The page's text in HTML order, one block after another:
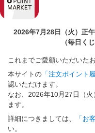
2026年7月28日（火）正
（毎日く
これまでご愛顧いただいた
本サイトの 「注文ポイント
認いただけます。
なお、2026年10月27日（
ます。
詳細につきましては、
「お
い。